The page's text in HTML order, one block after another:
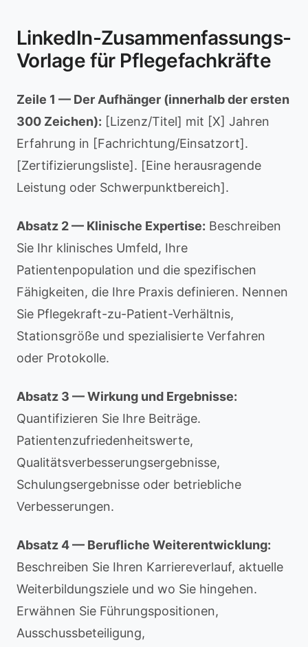
LinkedIn-Zusammenfassungs-
Vorlage für Pflegefachkräfte
Zeile 1 — Der Aufhänger (innerhalb der ersten
300 Zeichen): [Lizenz/Titel] mit [X] Jahren
Erfahrung in [Fachrichtung/Einsatzort].
[Zertifizierungsliste]. [Eine herausragende
Leistung oder Schwerpunktbereich].
Absatz 2 — Klinische Expertise: Beschreiben
Sie Ihr klinisches Umfeld, Ihre
Patientenpopulation und die spezifischen
Fähigkeiten, die Ihre Praxis definieren. Nennen
Sie Pflegekraft-zu-Patient-Verhältnis,
Stationsgröße und spezialisierte Verfahren
oder Protokolle.
Absatz 3 — Wirkung und Ergebnisse:
Quantifizieren Sie Ihre Beiträge.
Patientenzufriedenheitswerte,
Qualitätsverbesserungsergebnisse,
Schulungsergebnisse oder betriebliche
Verbesserungen.
Absatz 4 — Berufliche Weiterentwicklung:
Beschreiben Sie Ihren Karriereverlauf, aktuelle
Weiterbildungsziele und wo Sie hingehen.
Erwähnen Sie Führungspositionen,
Ausschussbeteiligung,